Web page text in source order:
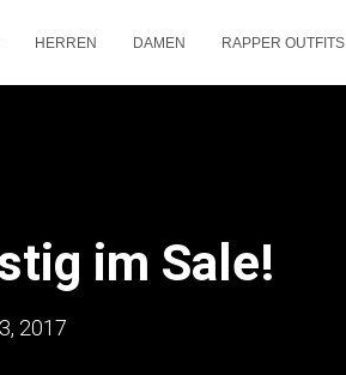
HERREN DAMEN RAPPER OUTFITS
im Sale!
2017